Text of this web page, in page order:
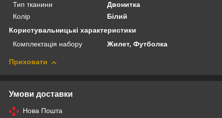
Тип тканини
Двонитка
Колір
Білий
Користувальницькі характеристики
Комплектація набору
Жилет, Футболка
Приховати
Умови доставки
Нова Пошта